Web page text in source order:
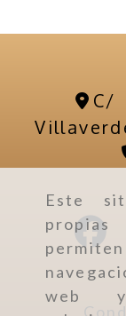
Este
web y
C/